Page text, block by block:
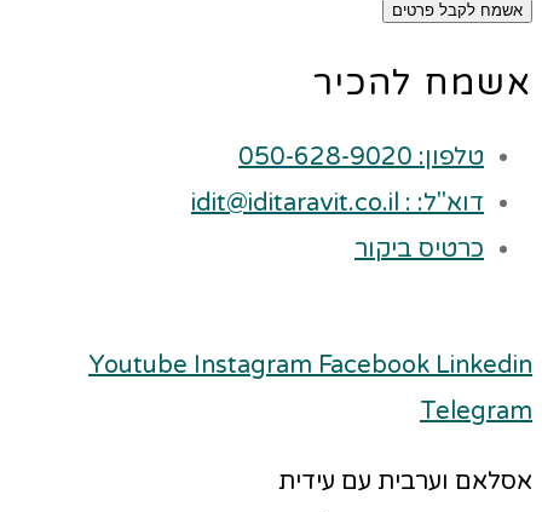
אשמח לקבל פרטים
אשמח להכיר
טלפון: 050-628-9020
דוא"ל: : idit@iditaravit.co.il
כרטיס ביקור
Youtube Instagram Facebook Linkedin
Telegram
אסלאם וערבית עם עידית